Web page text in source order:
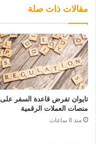
مقالات ذات صلة
تايوان تفرض قاعدة السفر على
منصات العملات الرقمية
منذ 8 ساعات